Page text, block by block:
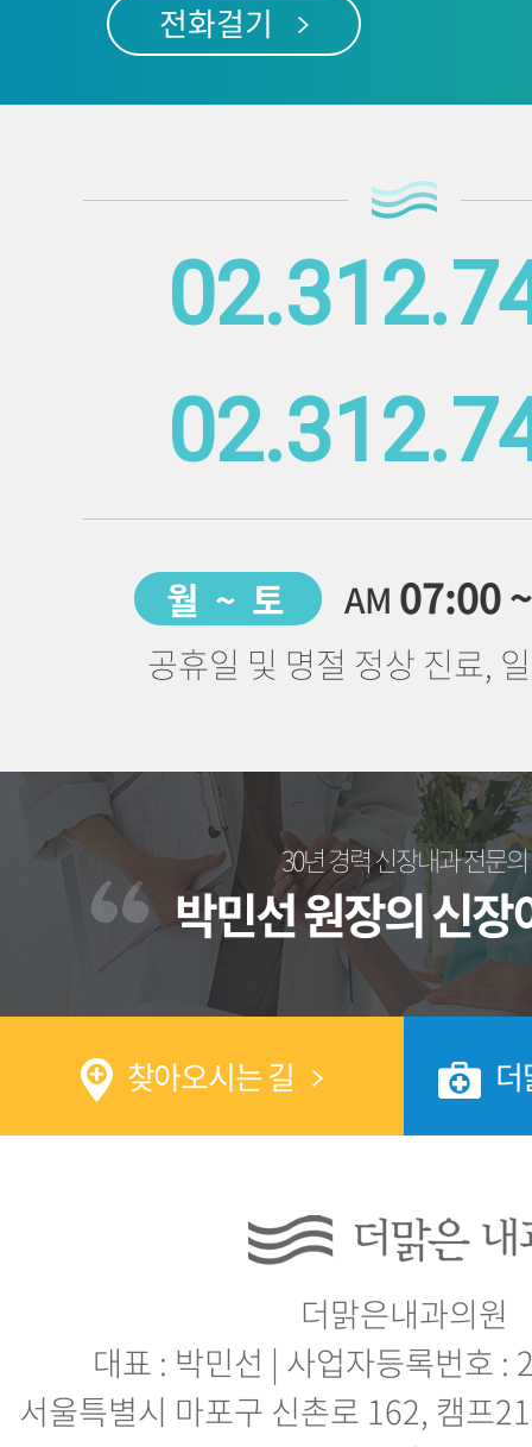
전화걸기
월 ~ 토 AM 07:00
공휴일 및 명절 정상 진료,
30년 경력 신장내과 전문의
박민선 원장의 신장
찾아오시는 길
더맑은내과의원
대표 : 박민선 | 사업자등록번호